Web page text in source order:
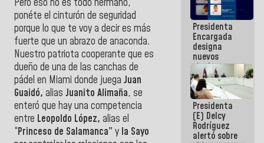
Pero eso no es todo hermano,
ponéte el cinturón de seguridad
porque lo que te voy a decir es más
fuerte que un abrazo de anaconda.
Nuestro patriota cooperante que es
dueño de una de las canchas de
pádel en Miami donde juega Juan
Guaidó, alias Juanito Alimaña, se
enteró que hay una competencia
entre Leopoldo López, alias el
“Princeso de Salamanca” y la Sayo
para
sabotear el
diálogo y
promover el
caos
Presidenta
Encargada
designa
nuevos
titulares en
el
Viceministerio
de Energía
Eléctrica y
CORPOELEC
Presidenta
(E) Delcy
Rodríguez
alertó sobre